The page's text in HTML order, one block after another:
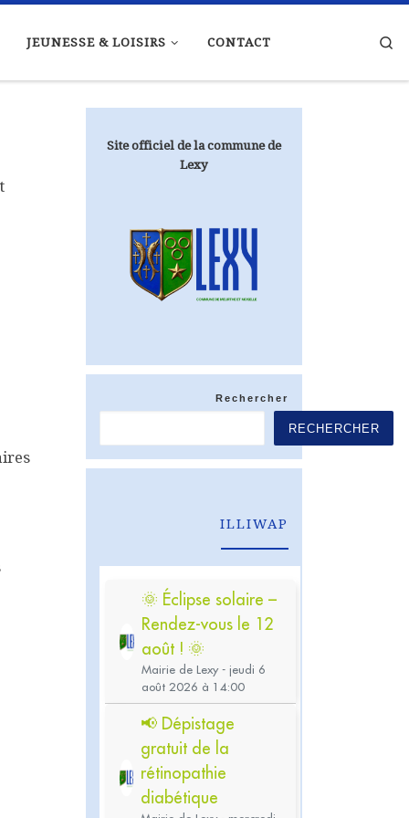
JEUNESSE & LOISIRS CONTACT
Site officiel de la commune de
Lexy
Rechercher
RECHERCHER
ILLIWAP